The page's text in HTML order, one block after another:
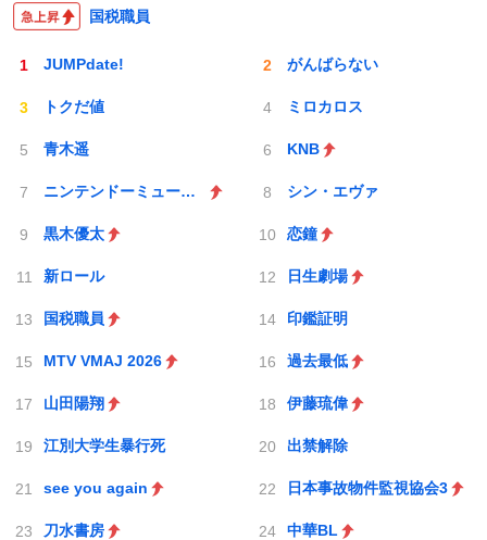
国税職員
JUMPdate! がんばらない
トクだ値 ミロカロス
青木遥 KNB
ニンテンドーミュージアム シン・エヴァ
黒木優太 恋鐘
新ロール 日生劇場
国税職員 印鑑証明
MTV VMAJ 2026 過去最低
山田陽翔 伊藤琉偉
江別大学生暴行死 出禁解除
see you again 日本事故物件監視協会3
刀水書房 中華BL